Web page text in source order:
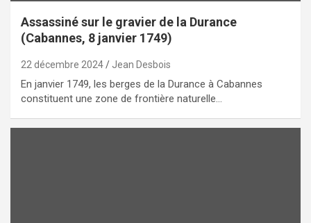
Assassiné sur le gravier de la Durance
(Cabannes, 8 janvier 1749)
22 décembre 2024 Jean Desbois
En janvier 1749, les berges de la Durance à Cabannes
constituent une zone de frontière naturelle…